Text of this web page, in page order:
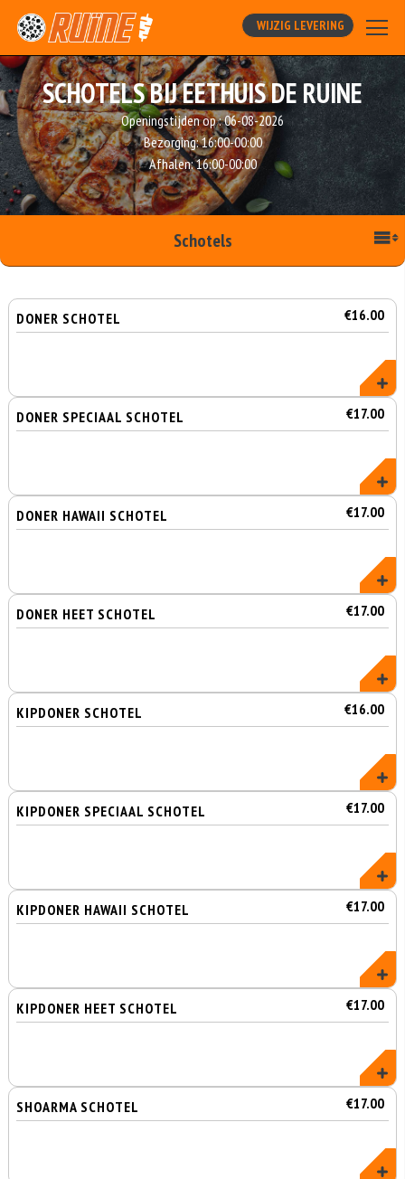
WIJZIG LEVERING
SCHOTELS BIJ EETHUIS DE RUINE
Openingstijden op :06-08-2026
Bezorging:16:00-00:00
Afhalen:16:00-00:00
Schotels
DONER SCHOTEL €16.00
DONER SPECIAAL SCHOTEL €17.00
DONER HAWAII SCHOTEL €17.00
DONER HEET SCHOTEL €17.00
KIPDONER SCHOTEL €16.00
KIPDONER SPECIAAL SCHOTEL €17.00
KIPDONER HAWAII SCHOTEL €17.00
KIPDONER HEET SCHOTEL €17.00
SHOARMA SCHOTEL €17.00